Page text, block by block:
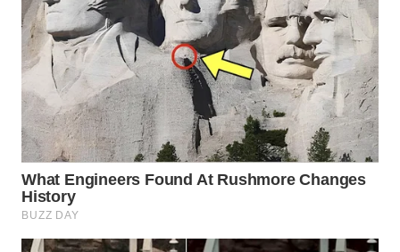
KEPULAUAN
SERIBU
WN
TANGERANG
WN
BINJAI
WN
CIREBON